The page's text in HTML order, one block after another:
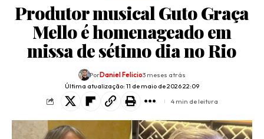
Produtor musical Guto Graça
Mello é homenageado em
missa de sétimo dia no Rio
Última atualização: 11 de maio de 2026 22:09
PorDaniel Felicio3 meses atrás
4 min de leitura